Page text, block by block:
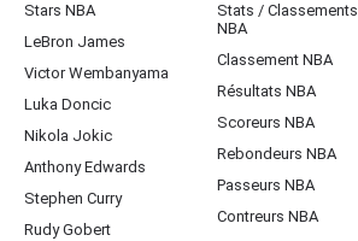
Stars NBA
LeBron James
Victor Wembanyama
Luka Doncic
Nikola Jokic
Anthony Edwards
Stephen Curry
Rudy Gobert
Stats / Classements
NBA
Classement NBA
Résultats NBA
Scoreurs NBA
Rebondeurs NBA
Passeurs NBA
Contreurs NBA